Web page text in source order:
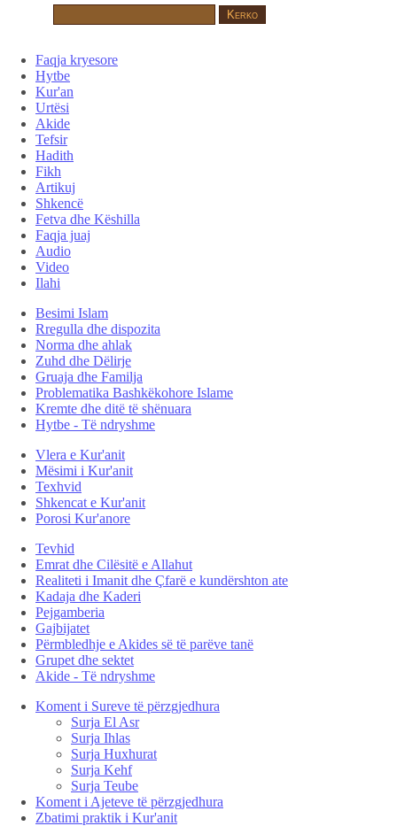
Faqja kryesore
Hytbe
Kur'an
Urtësi
Akide
Tefsir
Hadith
Fikh
Artikuj
Shkencë
Fetva dhe Këshilla
Faqja juaj
Audio
Video
Ilahi
Besimi Islam
Rregulla dhe dispozita
Norma dhe ahlak
Zuhd dhe Dëlirje
Gruaja dhe Familja
Problematika Bashkëkohore Islame
Kremte dhe ditë të shënuara
Hytbe - Të ndryshme
Vlera e Kur'anit
Mësimi i Kur'anit
Texhvid
Shkencat e Kur'anit
Porosi Kur'anore
Tevhid
Emrat dhe Cilësitë e Allahut
Realiteti i Imanit dhe Çfarë e kundërshton ate
Kadaja dhe Kaderi
Pejgamberia
Gajbijatet
Përmbledhje e Akides së të parëve tanë
Grupet dhe sektet
Akide - Të ndryshme
Koment i Sureve të përzgjedhura
Surja El Asr
Surja Ihlas
Surja Huxhurat
Surja Kehf
Surja Teube
Koment i Ajeteve të përzgjedhura
Zbatimi praktik i Kur'anit